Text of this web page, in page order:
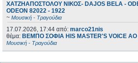
ΧΑΤΖΗΑΠΟΣΤΟΛΟΥ ΝΙΚΟΣ- DAJOS BELA -
ODEON 82022 - 1922
~ Μουσική - Τραγούδια
17.07.2026, 17:44 από: marco21nis
θέμα: ΒΕΜΠΟ ΣΟΦΙΑ HIS MASTER'S VOICE AO
Μουσική - Τραγούδια